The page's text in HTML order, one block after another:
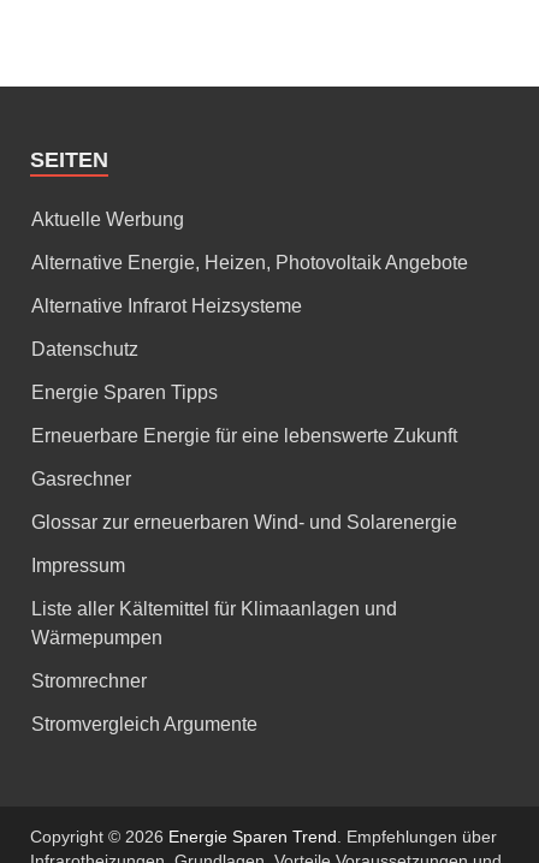
SEITEN
Aktuelle Werbung
Alternative Energie, Heizen, Photovoltaik Angebote
Alternative Infrarot Heizsysteme
Datenschutz
Energie Sparen Tipps
Erneuerbare Energie für eine lebenswerte Zukunft
Gasrechner
Glossar zur erneuerbaren Wind- und Solarenergie
Impressum
Liste aller Kältemittel für Klimaanlagen und
Wärmepumpen
Stromrechner
Stromvergleich Argumente
Copyright © 2026 Energie Sparen Trend . Empfehlungen über